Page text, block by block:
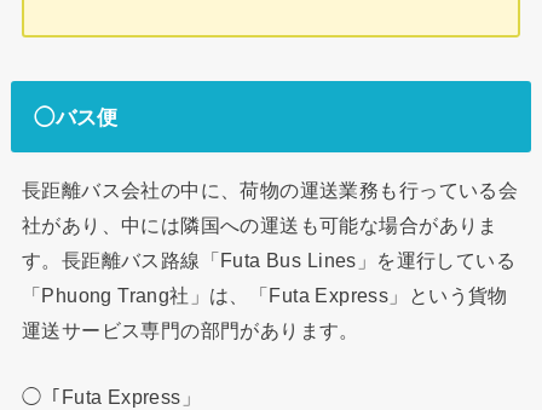
◯バス便
長距離バス会社の中に、荷物の運送業務も行っている会
社があり、中には隣国への運送も可能な場合がありま
す。長距離バス路線「Futa Bus Lines」を運行している
「Phuong Trang社」は、「Futa Express」という貨物
運送サービス専門の部門があります。
◯「Futa Express」